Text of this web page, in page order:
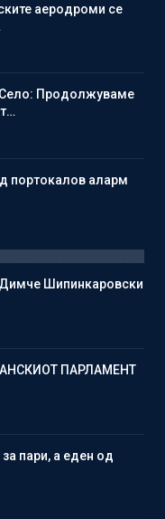
аеродроми се
Продолжуваме
портокалов аларм
Шипинкаровски
ПАРЛАМЕНТ
пари, а еден од